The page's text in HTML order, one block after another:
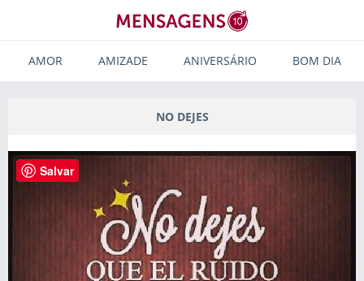
AMOR AMIZADE ANIVERSÁRIO BOM DIA
NO DEJES
Salvar